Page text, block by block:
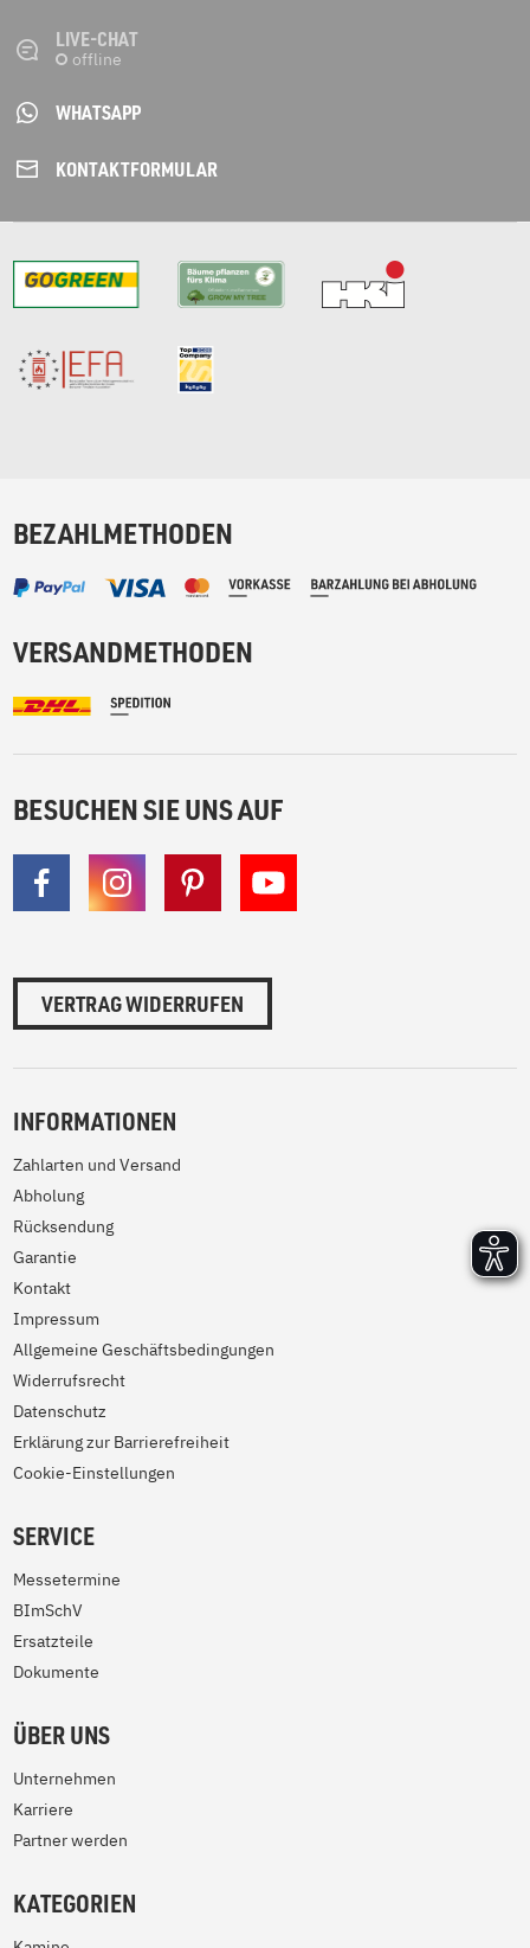
LIVE-CHAT
WHATSAPP
KONTAKT­FORMULAR
BEZAHLMETHODEN
VERSANDMETHODEN
BESUCHEN SIE UNS AUF
VERTRAG WIDERRUFEN
INFORMATIONEN
Zahlarten und Versand
Abholung
Rücksendung
Garantie
Kontakt
Impressum
Allgemeine Geschäftsbedingungen
Widerrufsrecht
Datenschutz
Erklärung zur Barrierefreiheit
Cookie-Einstellungen
SERVICE
Messetermine
BImSchV
Ersatzteile
Dokumente
ÜBER UNS
Unternehmen
Karriere
Partner werden
KATEGORIEN